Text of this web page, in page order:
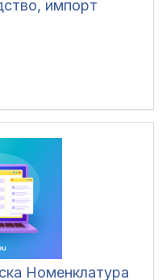
импорт
Номенклатура